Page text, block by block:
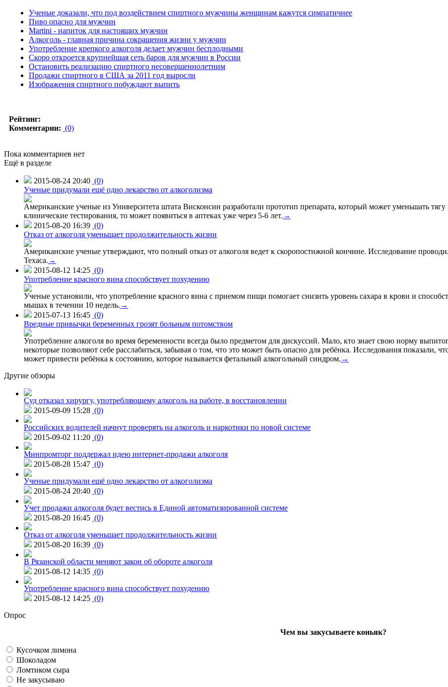
Ученые доказали, что под воздействием спиртного мужчины женщинам кажутся симпатичнее
Пиво опасно для мужчин
Martini - напиток для настоящих мужчин
Алкоголь - главная причина сокращения жизни у мужчин
Употребление крепкого алкоголя делает мужчин бесплодными
Скоро откроется крупнейшая сеть баров для мужчин в России
Остановить реализацию спиртного несовершеннолетним
Продажи спиртного в США за 2011 год выросли
Изображения спиртного побуждают выпить
Рейтинг:
Комментарии: (0)
Пока комментариев нет
Ещё в разделе
2015-08-24 20:40 (0)
Ученые придумали ещё одно лекарство от алкоголизма
Американские ученые из Университета штата Висконсин разработали прототип препарата, который может уменьшать тягу
клинические тестирования, то может появиться в аптеках уже через 5-6 лет. →
2015-08-20 16:39 (0)
Отказ от алкоголя уменьшает продолжительность жизни
Американские ученые утверждают, что полный отказ от алкоголя ведет к скоропостижной кончине. Исследование
Техаса. →
2015-08-12 14:25 (0)
Употребление красного вина способствует похудению
Ученые установили, что употребление красного вина с приемом пищи помогает снизить уровень сахара в крови и
мышах в течении 10 недель. →
2015-07-13 16:45 (0)
Вредные привычки беременных грозят больным потомством
Употребление алкоголя во время беременности всегда было предметом для дискуссий. Мало, кто знает свою норму
некоторые позволяют себе расслабиться, забывая о том, что это может быть опасно для ребёнка. Исследования показали,
может привести ребёнка к состоянию, которое называется фетальный алкогольный синдром. →
Другие обзоры
Суд отказал хирургу, употребляющему алкоголь на работе, в восстановлении
2015-09-09 15:28 (0)
Российских водителей начнут проверять на алкоголь и наркотики по новой системе
2015-09-02 11:20 (0)
Минпромторг поддержал идею интернет-продажи алкоголя
2015-08-28 15:47 (0)
Ученые придумали ещё одно лекарство от алкоголизма
2015-08-24 20:40 (0)
Учет продажи алкоголя будет вестись в Единой автоматизированной системе
2015-08-20 16:45 (0)
Отказ от алкоголя уменьшает продолжительность жизни
2015-08-20 16:39 (0)
В Рязанской области меняют закон об обороте алкоголя
2015-08-12 14:35 (0)
Употребление красного вина способствует похудению
2015-08-12 14:25 (0)
Опрос
Чем вы закусываете коньяк?
Кусочком лимона
Шоколадом
Ломтиком сыра
Не закусываю